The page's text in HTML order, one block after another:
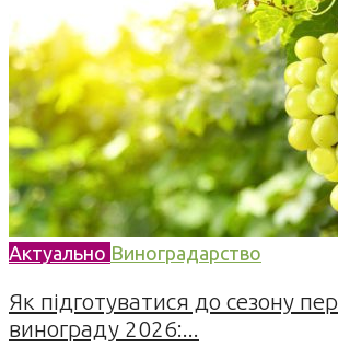
Актуально Виноградарство
Як підготуватися до сезону
винограду 2026:...